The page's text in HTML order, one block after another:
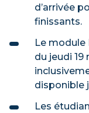
d’arrivée
finissants.
Le module
du jeudi 19
disponible
Les